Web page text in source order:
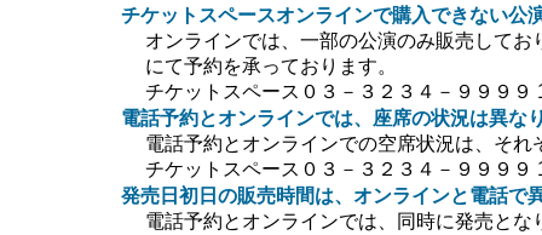
チケットスペースオンラインで購入できない公
オンラインでは、一部の公演のみ販売して
にて予約を承っております。
チケットスペース０３－３２３４－９９９９
電話予約とオンラインでは、座席の状況は異な
電話予約とオンラインでの空席状況は、それ
チケットスペース０３－３２３４－９９９９
発売日初日の販売時間は、オンラインと電話で
電話予約とオンラインでは、同時に発売と